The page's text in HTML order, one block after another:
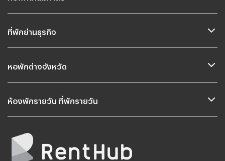
ที่พักย่านธุรกิจ
หอพักต่างจังหวัด
ห้องพักรายวัน ที่พักรายวัน